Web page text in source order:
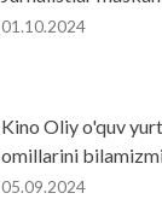
01.10.2024
Kino Oliy o'quv
omillarini
05.09.2024